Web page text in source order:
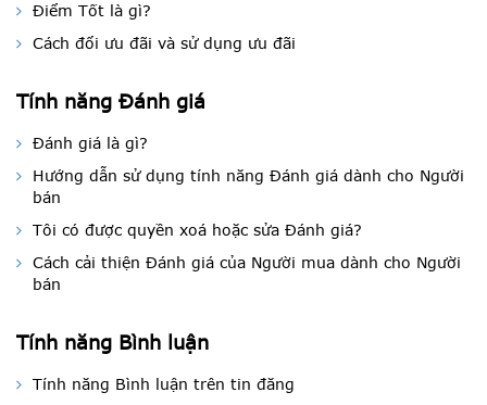
Điểm Tốt là gì?
Cách đổi ưu đãi và sử dụng ưu đãi
Tính năng Đánh giá
Đánh giá là gì?
Hướng dẫn sử dụng tính năng Đánh giá dành cho Người
bán
Tôi có được quyền xoá hoặc sửa Đánh giá?
Cách cải thiện Đánh giá của Người mua dành cho Người
bán
Tính năng Bình luận
Tính năng Bình luận trên tin đăng